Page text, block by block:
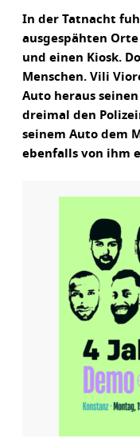
In der Tatnacht
ausgespähten Orte
und einen Kiosk.
Menschen. Vili
Auto heraus
dreimal den
seinem Auto dem
ebenfalls von ihm